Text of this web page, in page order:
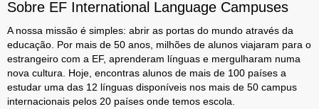
Sobre EF International Language Campuses
A nossa missão é simples: abrir as portas do mundo através da
educação. Por mais de 50 anos, milhões de alunos viajaram para o
estrangeiro com a EF, aprenderam línguas e mergulharam numa
nova cultura. Hoje, encontras alunos de mais de 100 países a
estudar uma das 12 línguas disponíveis nos mais de 50 campus
internacionais pelos 20 países onde temos escola.